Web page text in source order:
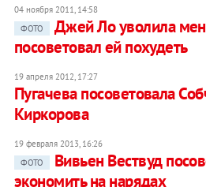
04 ноября 2011, 14:58
ФОТО
Джей Ло уволила
посоветовал ей похудеть
19 апреля 2012, 17:27
Пугачева посоветовала
Киркорова
19 февраля 2013, 16:26
ФОТО
Вивьен Вествуд
экономить на нарядах